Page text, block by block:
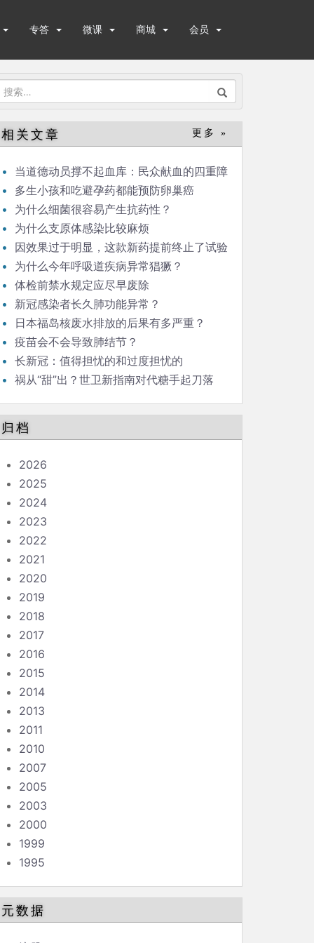
专答 微课 商城 会员
搜
：
相关文章 更多 »
当道德动员撑不起血库：民众献血的四重障
碍
多生小孩和吃避孕药都能预防卵巢癌
为什么细菌很容易产生抗药性？
为什么支原体感染比较麻烦
因效果过于明显，这款新药提前终止了试验
为什么今年呼吸道疾病异常猖獗？
体检前禁水规定应尽早废除
新冠感染者长久肺功能异常？
日本福岛核废水排放的后果有多严重？
疫苗会不会导致肺结节？
长新冠：值得担忧的和过度担忧的
祸从“甜”出？世卫新指南对代糖手起刀落
归档
2026
2025
2024
2023
2022
2021
2020
2019
2018
2017
2016
2015
2014
2013
2011
2010
2007
2005
2003
2000
1999
1995
元数据